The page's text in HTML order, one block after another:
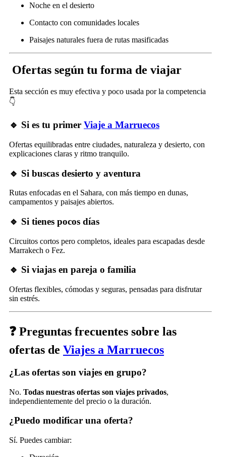
Noche en el desierto
Contacto con comunidades locales
Paisajes naturales fuera de rutas masificadas
Ofertas según tu forma de viajar
Esta sección es muy efectiva y poco usada por la competencia
👇
🔹 Si es tu primer Viaje a Marruecos
Ofertas equilibradas entre ciudades, naturaleza y desierto, con
explicaciones claras y ritmo tranquilo.
🔹 Si buscas desierto y aventura
Rutas enfocadas en el Sahara, con más tiempo en dunas,
campamentos y paisajes abiertos.
🔹 Si tienes pocos días
Circuitos cortos pero completos, ideales para escapadas desde
Marrakech o Fez.
🔹 Si viajas en pareja o familia
Ofertas flexibles, cómodas y seguras, pensadas para disfrutar
sin estrés.
❓ Preguntas frecuentes sobre las
ofertas de Viajes a Marruecos
¿Las ofertas son viajes en grupo?
No. Todas nuestras ofertas son viajes privados,
independientemente del precio o la duración.
¿Puedo modificar una oferta?
Sí. Puedes cambiar: